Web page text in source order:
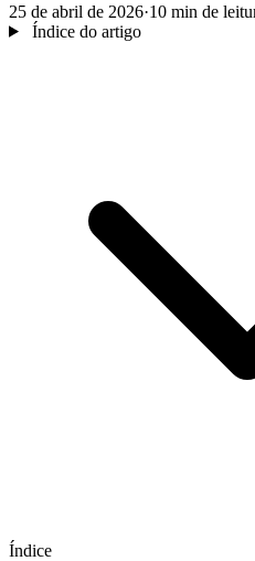
25 de abril de 2026·10 min de
Índice do artigo
Índice